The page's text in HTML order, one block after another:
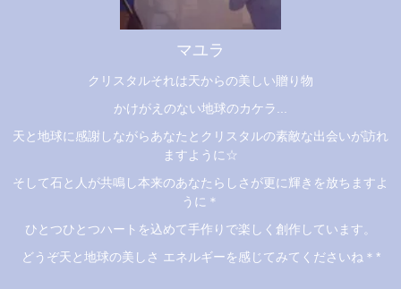
マユラ
クリスタルそれは天からの美しい贈り物
かけがえのない地球のカケラ...
天と地球に感謝しながらあなたとクリスタルの素敵な出会いが訪れ
ますように☆
そして石と人が共鳴し本来のあなたらしさが更に輝きを放ちますよ
うに＊
ひとつひとつハートを込めて手作りで楽しく創作しています。
どうぞ天と地球の美しさ エネルギーを感じてみてくださいね＊*